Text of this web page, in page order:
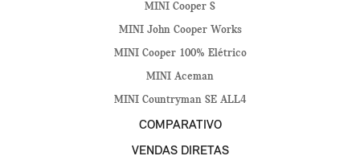
MINI Cooper S
MINI John Cooper Works
MINI Cooper 100% Elétrico
MINI Aceman
MINI Countryman SE ALL4
COMPARATIVO
VENDAS DIRETAS